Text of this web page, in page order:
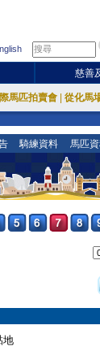
慈善
馬匹拍賣會 從化馬
騎練資料 馬匹
地